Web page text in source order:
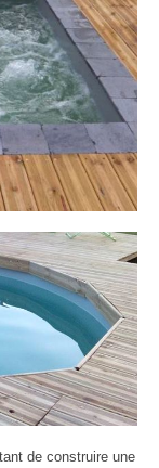
de construire une